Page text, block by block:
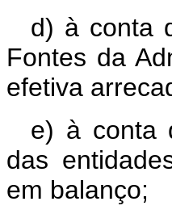
d) à conta
Fontes da
efetiva
e) à conta
das
em balanço;